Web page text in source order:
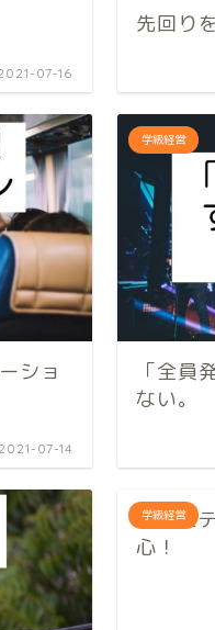
07-16
先回り
ショ
2021-07-14
学級経営
「全員
ない。
学級経営
【図工
心！